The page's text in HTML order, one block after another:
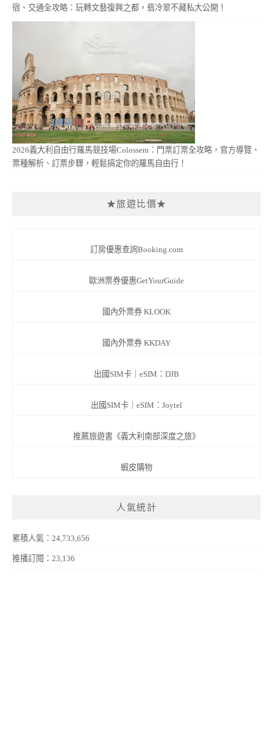
宿、交通全攻略：玩轉文藝復興之都，翡冷翠不藏私大公開！
2026義大利自由行羅馬競技場Colossem：門票訂票全攻略，官方導覽、
票種解析、訂票步驟，輕鬆搞定你的羅馬自由行！
★旅遊比價★
訂房優惠查詢Booking.com
歐洲票券優惠GetYourGuide
國內外票券 KLOOK
國內外票券 KKDAY
出國SIM卡｜eSIM：DJB
出國SIM卡｜eSIM：Joytel
推薦旅遊書《義大利南部深度之旅》
蝦皮購物
人氣統計
累積人氣：24,733,656
推播訂閱：23,136